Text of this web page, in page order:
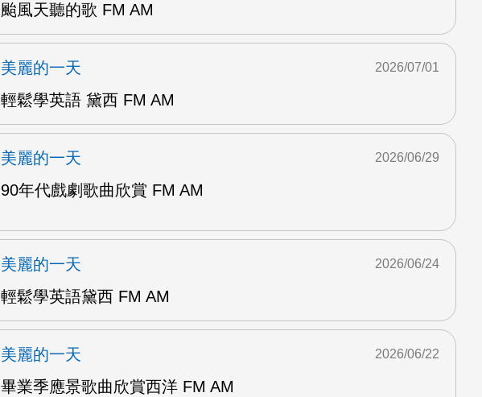
颱風天聽的歌 FM AM
美麗的一天
輕鬆學英語 黛西 FM AM
2026/07/01
美麗的一天
90年代戲劇歌曲欣賞 FM AM
2026/06/29
美麗的一天
輕鬆學英語黛西 FM AM
2026/06/24
美麗的一天
畢業季應景歌曲欣賞西洋 FM AM
2026/06/22